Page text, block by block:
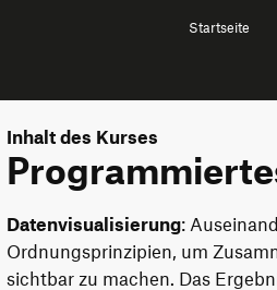
Startseite
Inhalt des Kurses
Datenvisualisierung:
Ordnungsprinzipien, um
sichtbar zu machen. Das